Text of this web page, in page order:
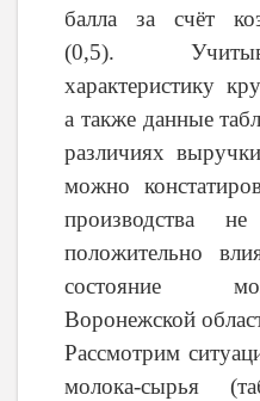
балла за счёт
(0,5).
характеристику
а также данные
различиях
можно
производства
положительно
состояние
Воронежской
Рассмотрим
молока-сырья